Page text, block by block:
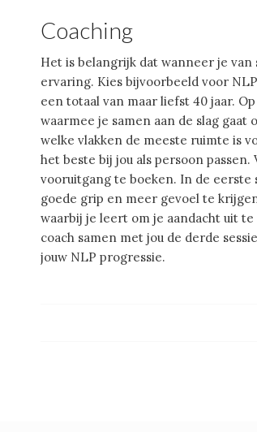
Coaching
Het is belangrijk dat wanneer je
ervaring. Kies bijvoorbeeld voor
een totaal van maar liefst 40 jaar.
waarmee je samen aan de slag
welke vlakken de meeste ruimte is
het beste bij jou als persoon
vooruitgang te boeken. In de eerste
goede grip en meer gevoel te
waarbij je leert om je aandacht uit
coach samen met jou de derde
jouw NLP progressie.